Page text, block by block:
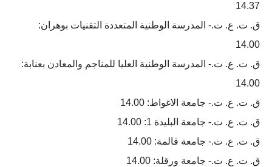
14.37
ق. ت. ع. ت.- المدرسة الوطنية المتعددة التقنيات بوھران:
14.00
ق. ت. ع. ت.- المدرسة الوطنية العليا للمناجم والمعادن بعنابة:
14.00
ق. ت. ع. ت.- جامعة الاغواط: 14.00
ق. ت. ع. ت.- جامعة البليدة 1: 14.00
ق. ت. ع. ت.- جامعة قالمة: 14.00
ق. ت. ع. ت.- جامعة ورقلة: 14.00